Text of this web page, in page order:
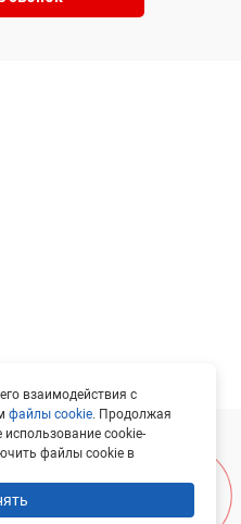
2026
сайтов
взаимодействия с
файлы cookie. Продолжая
cookie-
файлы cookie в